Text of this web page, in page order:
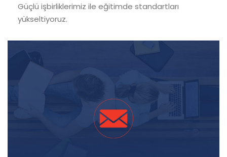
Güçlü işbirliklerimiz ile eğitimde standartları
yükseltiyoruz.